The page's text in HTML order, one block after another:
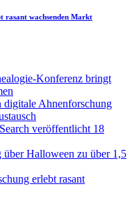
rasant wachsenden Markt
Konferenz bringt
digitale Ahnenforschung
veröffentlicht 18
Halloween zu über 1,5
erlebt rasant